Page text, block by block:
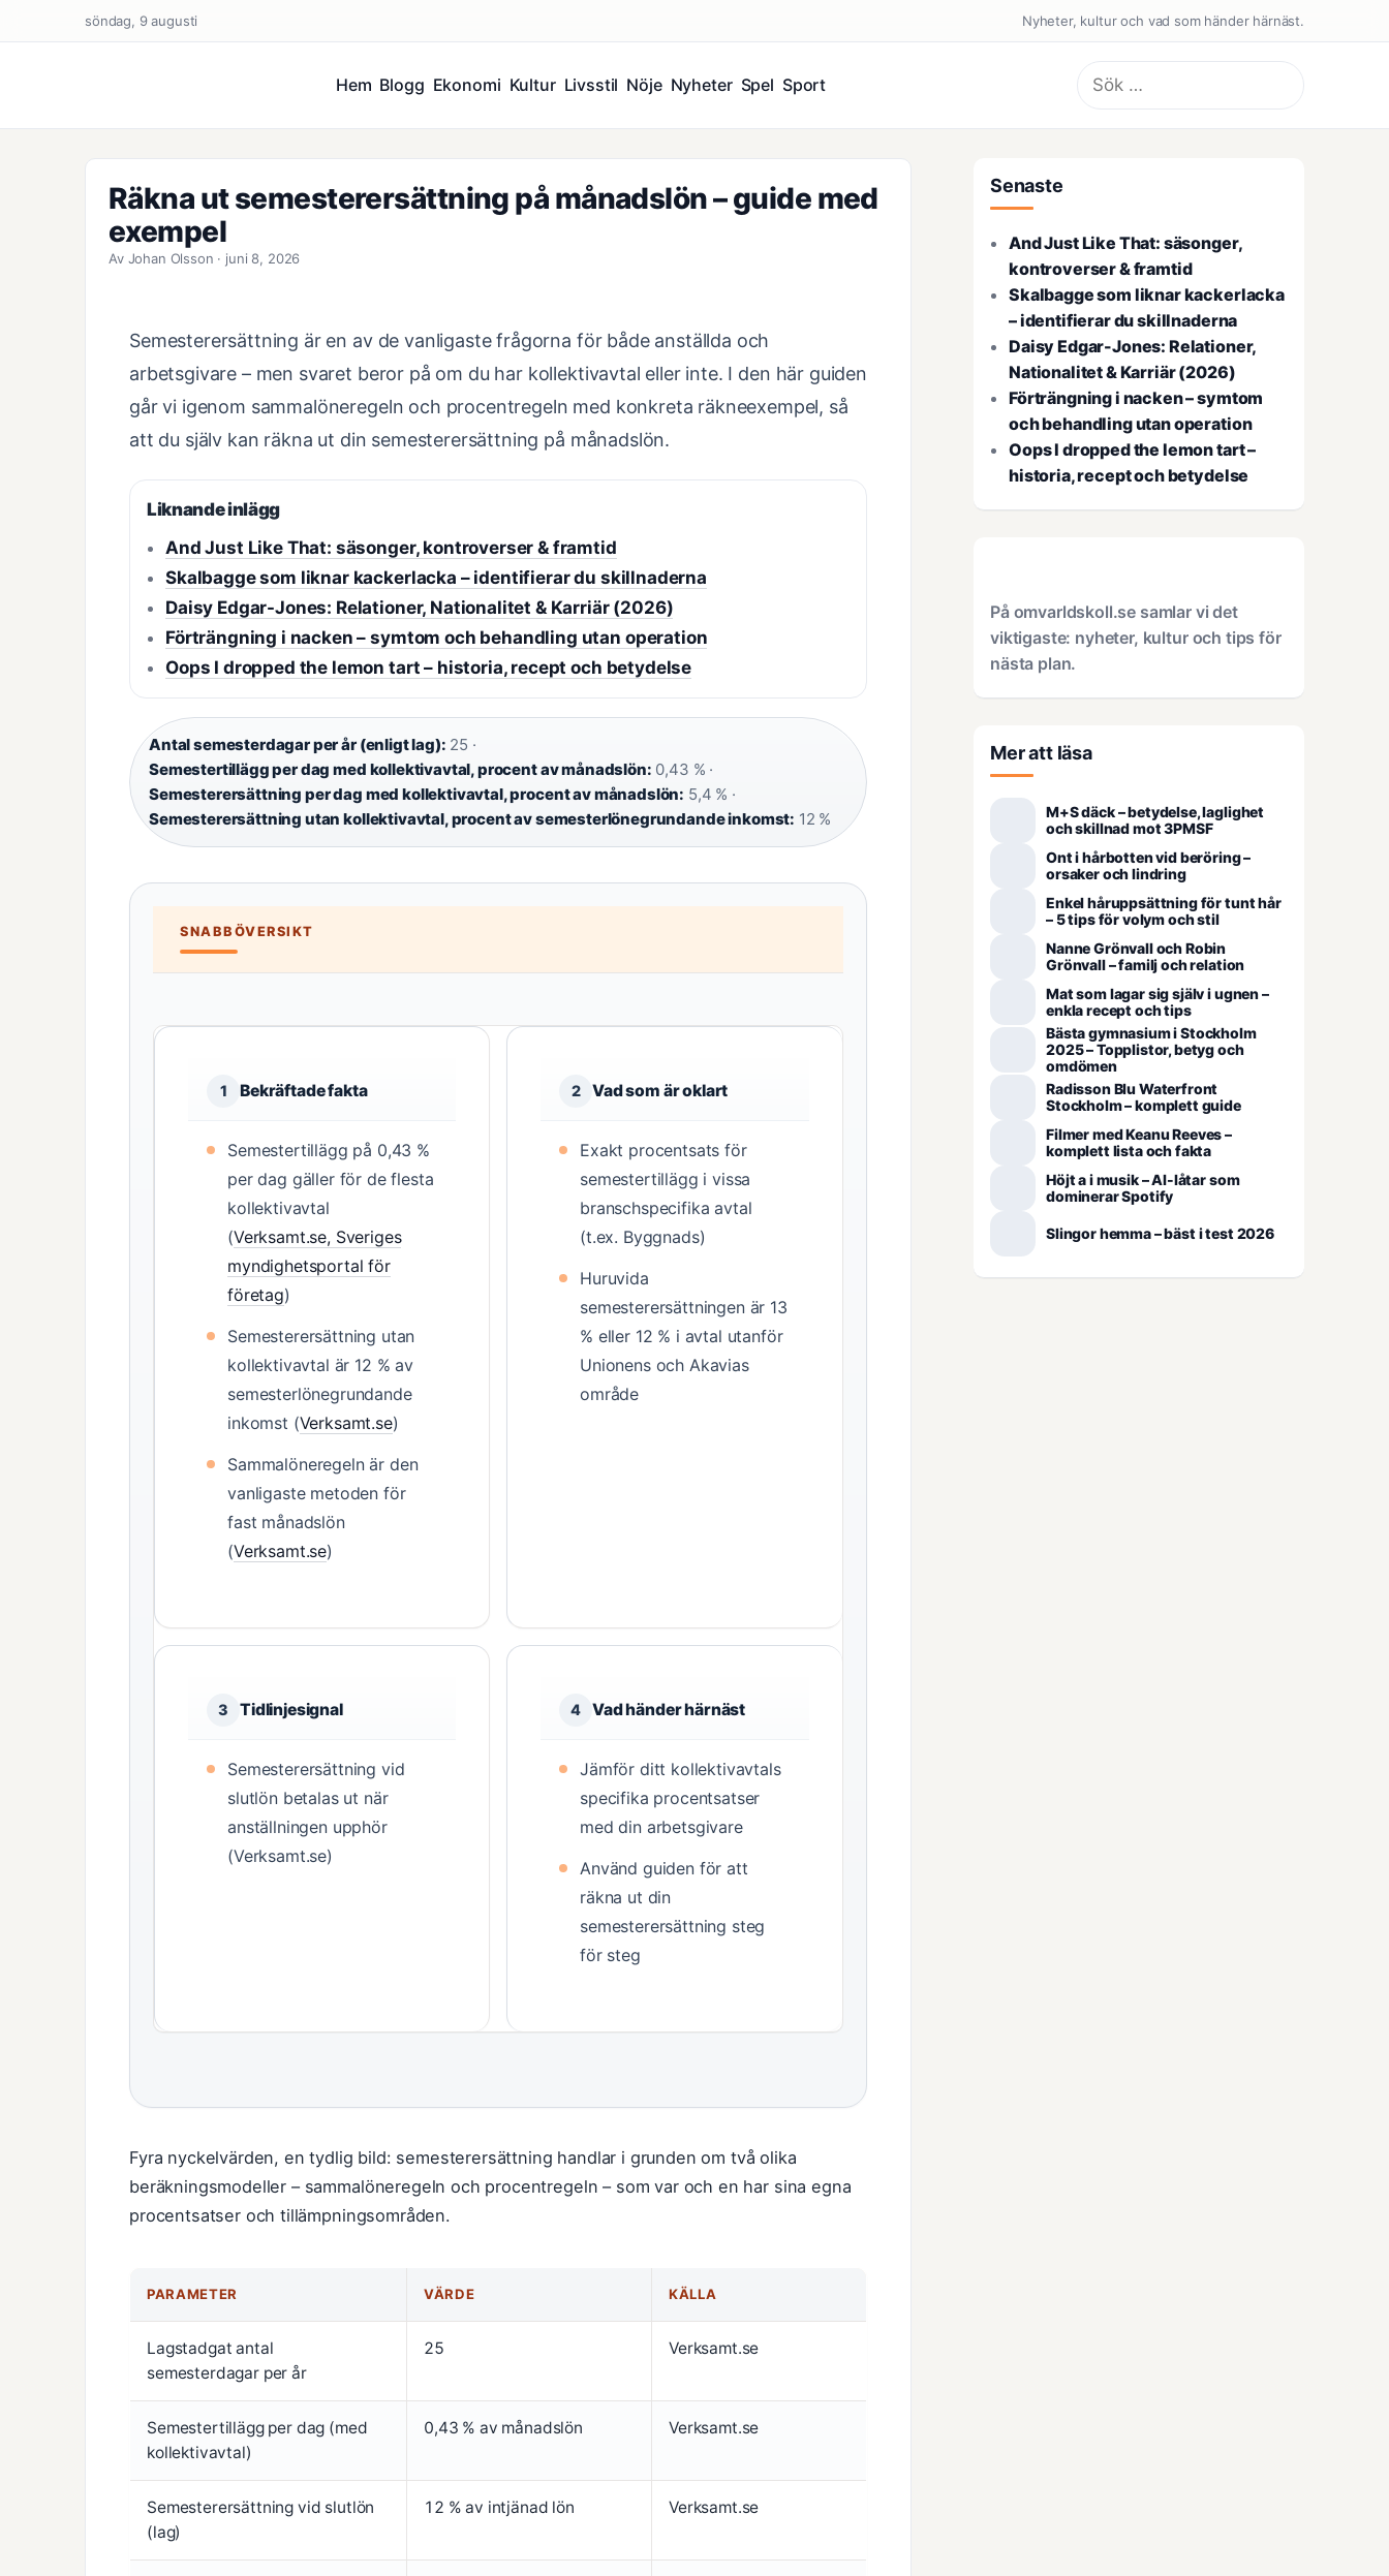
söndag, 9 augusti Nyheter, kultur och vad som händer härnäst.
Hem Blogg Ekonomi Kultur Livsstil Nöje Nyheter Spel Sport
Sök
efter:
Räkna ut semesterersättning på månadslön – guide med
exempel
Av Johan Olsson · juni 8, 2026
Semesterersättning är en av de vanligaste frågorna för både anställda och
arbetsgivare – men svaret beror på om du har kollektivavtal eller inte. I den här guiden
går vi igenom sammalöneregeln och procentregeln med konkreta räkneexempel, så
att du själv kan räkna ut din semesterersättning på månadslön.
Liknande inlägg
And Just Like That: säsonger, kontroverser & framtid
Skalbagge som liknar kackerlacka – identifierar du skillnaderna
Daisy Edgar-Jones: Relationer, Nationalitet & Karriär (2026)
Förträngning i nacken – symtom och behandling utan operation
Oops I dropped the lemon tart – historia, recept och betydelse
Antal semesterdagar per år (enligt lag): 25 ·
Semestertillägg per dag med kollektivavtal, procent av månadslön: 0,43 % ·
Semesterersättning per dag med kollektivavtal, procent av månadslön: 5,4 % ·
Semesterersättning utan kollektivavtal, procent av semesterlönegrundande inkomst: 12 %
SNABBÖVERSIKT
1 Bekräftade fakta
Semestertillägg på 0,43 %
per dag gäller för de flesta
kollektivavtal
(Verksamt.se, Sveriges
myndighetsportal för
företag)
Semesterersättning utan
kollektivavtal är 12 % av
semesterlönegrundande
inkomst (Verksamt.se)
Sammalöneregeln är den
vanligaste metoden för
fast månadslön
(Verksamt.se)
2 Vad som är oklart
Exakt procentsats för
semestertillägg i vissa
branschspecifika avtal
(t.ex. Byggnads)
Huruvida
semesterersättningen är 13
% eller 12 % i avtal utanför
Unionens och Akavias
område
3 Tidlinjesignal
Semesterersättning vid
slutlön betalas ut när
anställningen upphör
(Verksamt.se)
4 Vad händer härnäst
Jämför ditt kollektivavtals
specifika procentsatser
med din arbetsgivare
Använd guiden för att
räkna ut din
semesterersättning steg
för steg
Fyra nyckelvärden, en tydlig bild: semesterersättning handlar i grunden om två olika
beräkningsmodeller – sammalöneregeln och procentregeln – som var och en har sina egna
procentsatser och tillämpningsområden.
PARAMETER VÄRDE KÄLLA
Lagstadgat antal
semesterdagar per år
25 Verksamt.se
Semestertillägg per dag (med
kollektivavtal)
0,43 % av månadslön Verksamt.se
Semesterersättning vid slutlön
(lag)
12 % av intjänad lön Verksamt.se
Senaste
And Just Like That: säsonger,
kontroverser & framtid
Skalbagge som liknar kackerlacka
– identifierar du skillnaderna
Daisy Edgar-Jones: Relationer,
Nationalitet & Karriär (2026)
Förträngning i nacken – symtom
och behandling utan operation
Oops I dropped the lemon tart –
historia, recept och betydelse
På omvarldskoll.se samlar vi det
viktigaste: nyheter, kultur och tips för
nästa plan.
Mer att läsa
M+S däck – betydelse, laglighet
och skillnad mot 3PMSF
Ont i hårbotten vid beröring –
orsaker och lindring
Enkel håruppsättning för tunt hår
– 5 tips för volym och stil
Nanne Grönvall och Robin
Grönvall – familj och relation
Mat som lagar sig själv i ugnen –
enkla recept och tips
Bästa gymnasium i Stockholm
2025 – Topplistor, betyg och
omdömen
Radisson Blu Waterfront
Stockholm – komplett guide
Filmer med Keanu Reeves –
komplett lista och fakta
Höjt a i musik – AI-låtar som
dominerar Spotify
Slingor hemma – bäst i test 2026